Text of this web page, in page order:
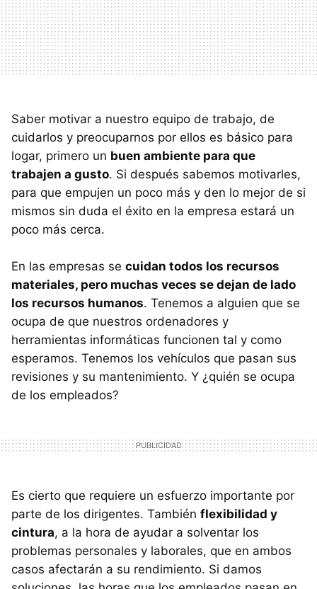
Saber motivar a nuestro equipo de trabajo, de
cuidarlos y preocuparnos por ellos es básico para
logar, primero un buen ambiente para que
trabajen a gusto. Si después sabemos motivarles,
para que empujen un poco más y den lo mejor de si
mismos sin duda el éxito en la empresa estará un
poco más cerca.
En las empresas se cuidan todos los recursos
materiales, pero muchas veces se dejan de lado
los recursos humanos. Tenemos a alguien que se
ocupa de que nuestros ordenadores y
herramientas informáticas funcionen tal y como
esperamos. Tenemos los vehículos que pasan sus
revisiones y su mantenimiento. Y ¿quién se ocupa
de los empleados?
Es cierto que requiere un esfuerzo importante por
parte de los dirigentes. También flexibilidad y
cintura, a la hora de ayudar a solventar los
problemas personales y laborales, que en ambos
casos afectarán a su rendimiento. Si damos